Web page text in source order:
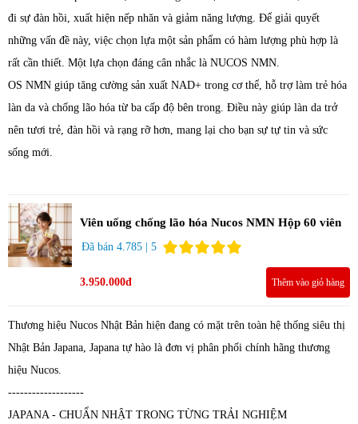
đi sự đàn hồi, xuất hiện nếp nhăn và giảm năng lượng. Để giải quyết
những vấn đề này, việc chọn lựa một sản phẩm có hàm lượng phù hợp là
rất cần thiết. Một lựa chọn đáng cân nhắc là NUCOS NMN.
OS NMN giúp tăng cường sản xuất NAD+ trong cơ thể, hỗ trợ làm trẻ hóa
làn da và chống lão hóa từ ba cấp độ bên trong. Điều này giúp làn da trở
nên tươi trẻ, đàn hồi và rạng rỡ hơn, mang lại cho bạn sự tự tin và sức
sống mới.
Viên uống chống lão hóa Nucos NMN Hộp 60 viên
Đã bán 4.785 | 5
3.950.000đ Thêm vào giỏ hàng
Thương hiệu Nucos Nhật Bản hiện đang có mặt trên toàn hệ thống siêu thị
Nhật Bản Japana, Japana tự hào là đơn vị phân phối chính hãng thương
hiệu Nucos.
-------------------
JAPANA - CHUẨN NHẬT TRONG TỪNG TRẢI NGHIỆM